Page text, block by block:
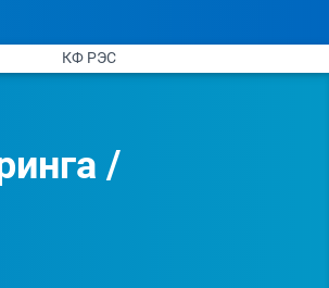
КФ РЭС
/